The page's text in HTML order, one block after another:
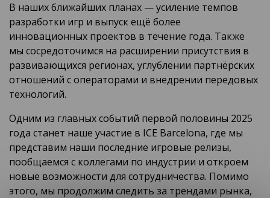
В наших ближайших планах — усиление темпов
разработки игр и выпуск ещё более
инновационных проектов в течение года. Также
мы сосредоточимся на расширении присутствия в
развивающихся регионах, углублении партнёрских
отношений с операторами и внедрении передовых
технологий.
Одним из главных событий первой половины 2025
года станет наше участие в ICE Barcelona, где мы
представим наши последние игровые релизы,
пообщаемся с коллегами по индустрии и откроем
новые возможности для сотрудничества. Помимо
этого, мы продолжим следить за трендами рынка,